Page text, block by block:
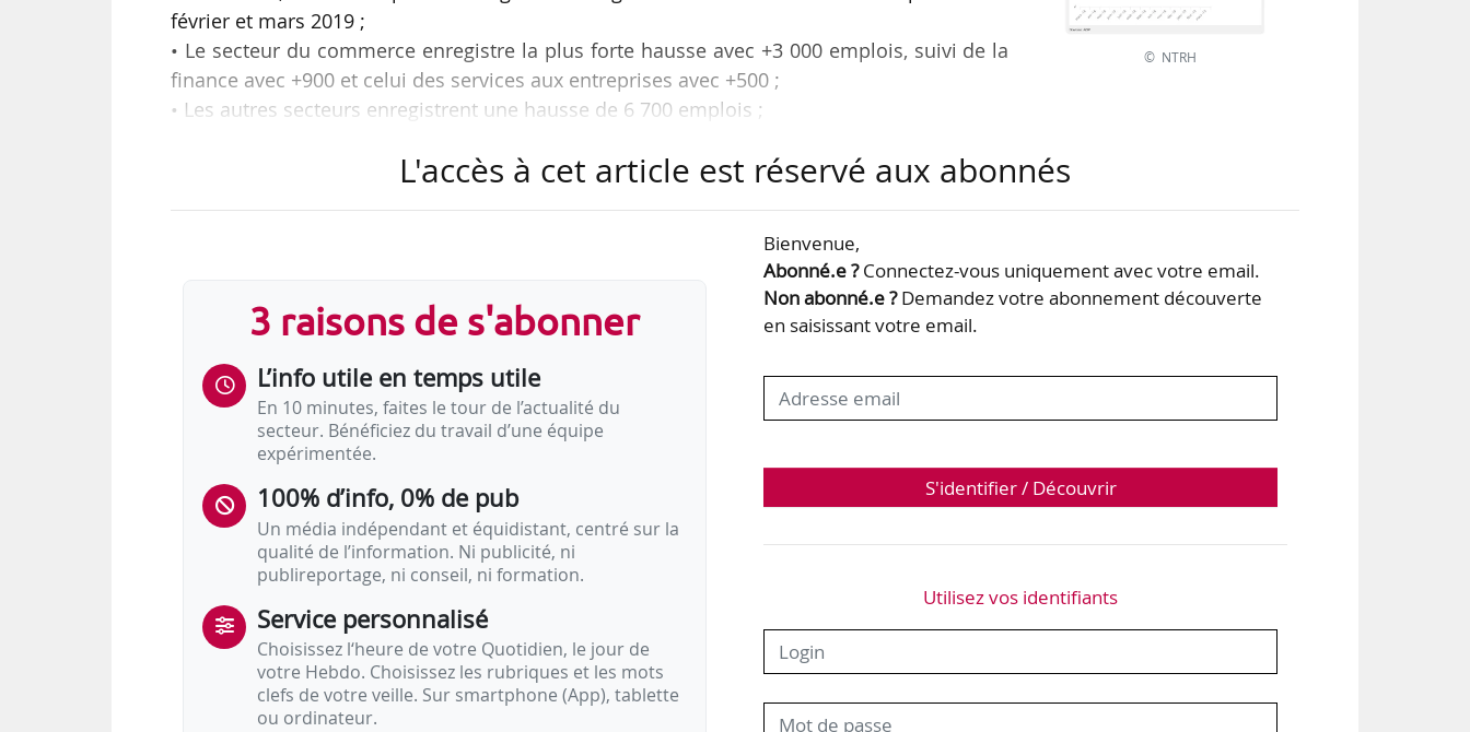
février et mars 2019 ;
• Le secteur du commerce enregistre la plus forte hausse avec +3 000 emplois, suivi de la
finance avec +900 et celui des services aux entreprises avec +500 ;
• Les autres secteurs enregistrent une hausse de 6 700 emplois ;
Évolution du total de l’emploi en France (secteur privé non agricole)
ADP
© NTRH
L'accès à cet article est réservé aux abonnés
3 raisons de s'abonner
L’info utile en temps utile
En 10 minutes, faites le tour de l’actualité du
secteur. Bénéficiez du travail d’une équipe
expérimentée.
100% d’info, 0% de pub
Un média indépendant et équidistant, centré sur la
qualité de l’information. Ni publicité, ni
publireportage, ni conseil, ni formation.
Service personnalisé
Choisissez l‘heure de votre Quotidien, le jour de
votre Hebdo. Choisissez les rubriques et les mots
clefs de votre veille. Sur smartphone (App), tablette
ou ordinateur.
Bienvenue,
Abonné.e ?Connectez-vous uniquement avec votre email.
Non abonné.e ?Demandez votre abonnement découverte
en saisissant votre email.
S'identifier / Découvrir
Utilisez vos identifiants